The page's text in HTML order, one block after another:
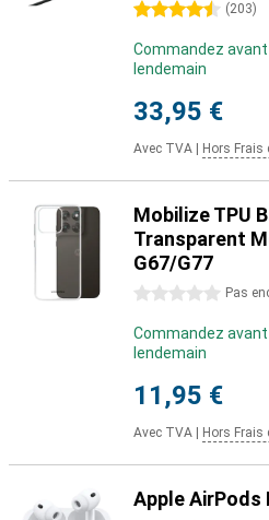
4.5 étoiles (203)
Commandez
lendemain
33,95 €
Avec TVA Hors Frais
Mobilize TPU
Transparent
G67/G77
0 étoiles Pas
Commandez
lendemain
11,95 €
Avec TVA Hors Frais
Apple AirPods